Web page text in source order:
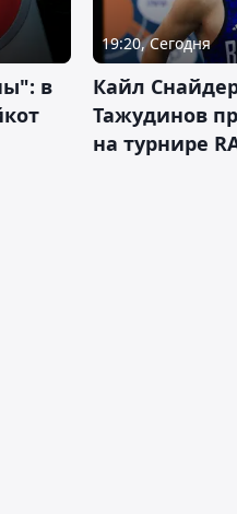
в
19:20, Сегодня
Кайл
Тажудинов
на турнире